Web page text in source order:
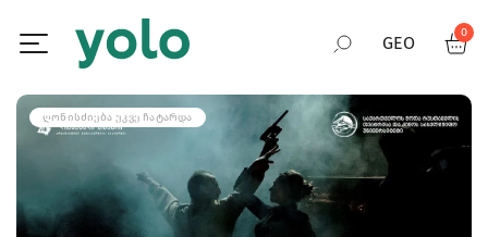
GEO
RUS
ENG
0
ᲦᲝᲜᲘᲡᲫᲘᲔᲑᲐ ᲣᲙᲕᲔ ᲩᲐᲢᲐᲠᲓᲐ